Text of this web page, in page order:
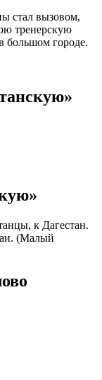
стал вызовом,
тренерскую
большом городе.
к Дагестан.
(Малый